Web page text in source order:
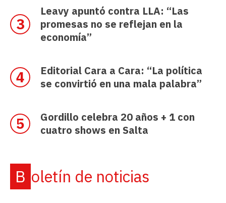
Leavy apuntó contra LLA: “Las
promesas no se reflejan en la
economía”
Editorial Cara a Cara: “La política
se convirtió en una mala palabra”
Gordillo celebra 20 años + 1 con
cuatro shows en Salta
Boletín de noticias